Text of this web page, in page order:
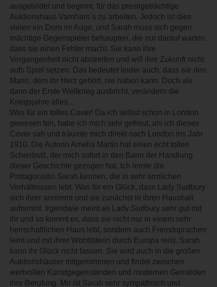
ausgebildet und beginnt, für das prestigeträchtige
Auktionshaus Varnham´s zu arbeiten. Jedoch ist dies
vielen ein Dorn im Auge, und Sarah muss sich gegen
mächtige Gegenspieler behaupten, die nur darauf warten,
dass sie einen Fehler macht. Sie kann ihre
Vergangenheit nicht abstreifen und will ihre Zukunft nicht
aufs Spiel setzen. Das bedeutet leider auch, dass sie den
Mann, dem ihr Herz gehört, nie haben kann. Doch als
dann der Erste Weltkrieg ausbricht, verändern die
Kriegsjahre alles…
Was für ein tolles Cover! Da ich selbst schon in London
gewesen bin, habe ich mich sehr gefreut, als ich dieses
Cover sah und träumte mich direkt nach London ins Jahr
1910. Die Autorin Amelia Martin hat einen echt tollen
Schreibstil, der mich sofort in den Bann der Handlung
dieser Geschichte gezogen hat. Ich lernte die
Protagonistin Sarah kennen, die in sehr ärmlichen
Verhältnissen lebt. Was für ein Glück, dass Lady Sudbury
sich ihrer annimmt und sie zunächst in ihren Haushalt
aufnimmt. Irgendwie meint es Lady Sudbury sehr gut mit
ihr und so kommt es, dass sie nicht nur in einem sehr
herrschaftlichen Haus lebt, sondern auch Fremdsprachen
lernt und mit ihrer Wohltäterin durch Europa reist. Sarah
kann ihr Glück nicht fassen. Sie wird auch in die großen
Auktionshäuser mitgenommen und findet zwischen
wertvollen Kunstgegenständen und modernen Gemälden
ihre Berufung. Mir ist Sarah sehr sympathisch und